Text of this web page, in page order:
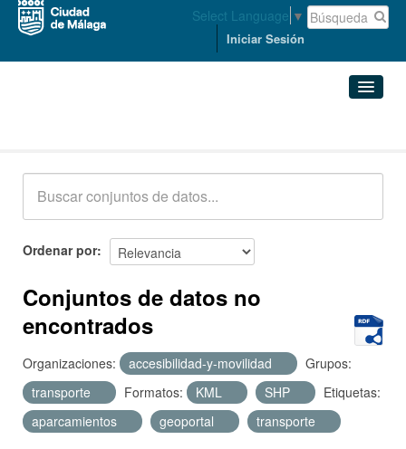
Select Language ▼
Iniciar Sesión
Acerca de
Ordenar por
Conjuntos de datos no
encontrados
Organizaciones: accesibilidad-y-movilidad
Grupos:
transporte
Formatos: KML SHP
Etiquetas:
aparcamientos
geoportal transporte